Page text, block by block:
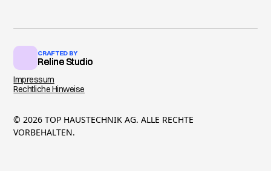
© 2026 TOP HAUSTECHNIK AG. ALLE RECHTE
VORBEHALTEN.
Impressum
Rechtliche Hinweise
CRAFTED BY
Reline Studio
Reline Studio